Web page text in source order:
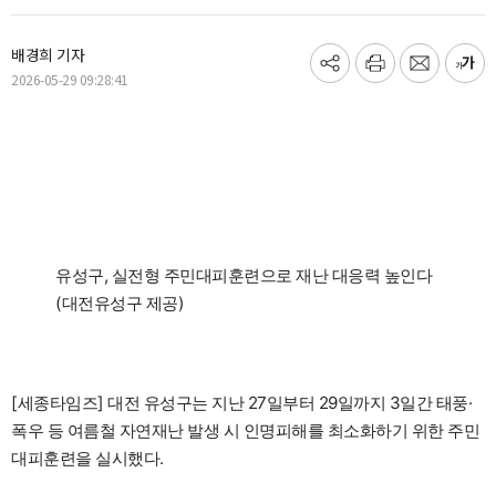
배경희 기자
2026-05-29 09:28:41
기
프
메
글
유성구, 실전형 주민대피훈련으로 재난 대응력 높인다
(대전유성구 제공)
[세종타임즈] 대전 유성구는 지난 27일부터 29일까지 3일간 태풍·
폭우 등 여름철 자연재난 발생 시 인명피해를 최소화하기 위한 주민
대피훈련을 실시했다.